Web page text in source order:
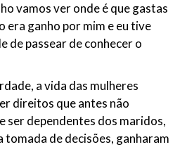
vamos ver onde é que gastas
era ganho por mim e eu tive
de passear de conhecer o
a vida das mulheres
direitos que antes não
ser dependentes dos maridos,
tomada de decisões, ganharam